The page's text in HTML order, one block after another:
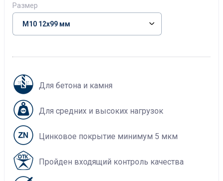
Размер
Для бетона и камня
Для средних и высоких нагрузок
Цинковое покрытие минимум 5 мкм
Пройден входящий контроль качества